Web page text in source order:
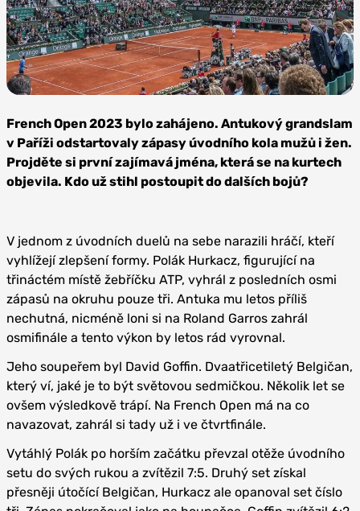
Flickr, CC BY-SA 2.0
French Open 2023 bylo zahájeno. Antukový grandslam
v Paříži odstartovaly zápasy úvodního kola mužů i žen.
Projděte si první zajímavá jména, která se na kurtech
objevila. Kdo už stihl postoupit do dalších bojů?
V jednom z úvodních duelů na sebe narazili hráčí, kteří
vyhlížejí zlepšení formy. Polák Hurkacz, figurující na
třináctém místě žebříčku ATP, vyhrál z posledních osmi
zápasů na okruhu pouze tři. Antuka mu letos příliš
nechutná, nicméně loni si na Roland Garros zahrál
osmifinále a tento výkon by letos rád vyrovnal.
Jeho soupeřem byl David Goffin. Dvaatřicetiletý Belgičan,
který ví, jaké je to být světovou sedmičkou. Několik let se
ovšem výsledkově trápí. Na French Open má na co
navazovat, zahrál si tady už i ve čtvrtfinále.
Vytáhlý Polák po horším začátku převzal otěže úvodního
setu do svých rukou a zvítězil 7:5. Druhý set získal
přesněji útočící Belgičan, Hurkacz ale opanoval set číslo